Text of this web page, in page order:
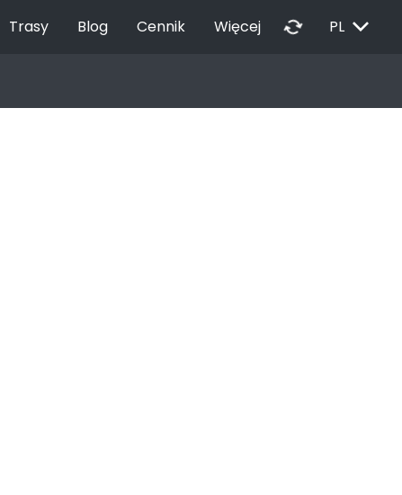
Trasy Blog Cennik Więcej autorenew PL EXPAND_MORE